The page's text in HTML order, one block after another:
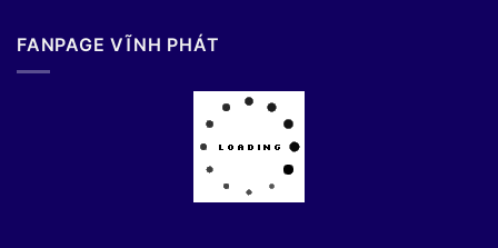
FANPAGE VĨNH PHÁT